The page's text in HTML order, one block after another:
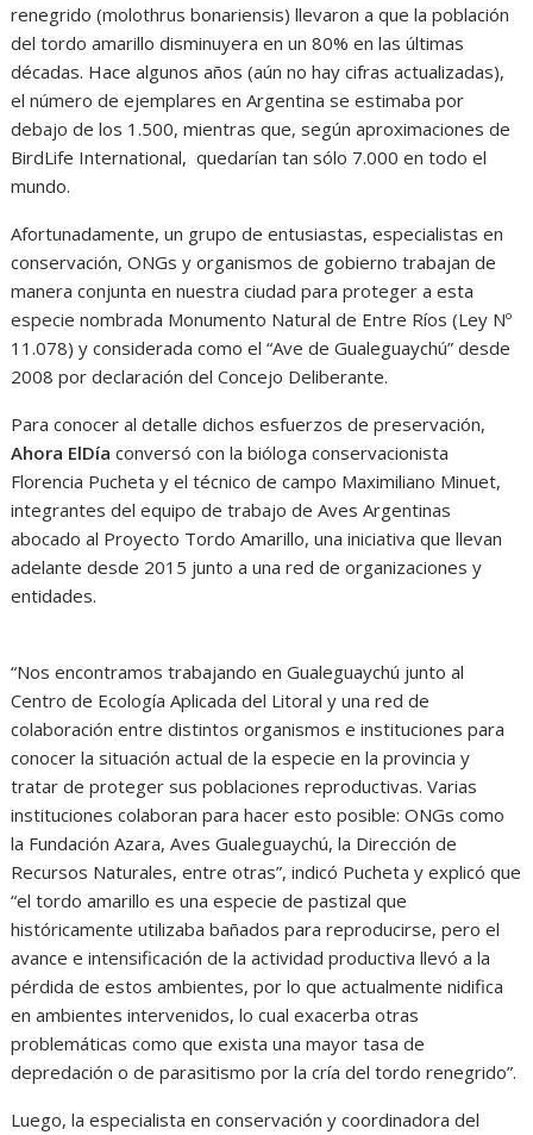
renegrido (molothrus bonariensis) llevaron a que la población
del tordo amarillo disminuyera en un 80% en las últimas
décadas. Hace algunos años (aún no hay cifras actualizadas),
el número de ejemplares en Argentina se estimaba por
debajo de los 1.500, mientras que, según aproximaciones de
BirdLife International, quedarían tan sólo 7.000 en todo el
mundo.
Afortunadamente, un grupo de entusiastas, especialistas en
conservación, ONGs y organismos de gobierno trabajan de
manera conjunta en nuestra ciudad para proteger a esta
especie nombrada Monumento Natural de Entre Ríos (Ley Nº
11.078) y considerada como el “Ave de Gualeguaychú” desde
2008 por declaración del Concejo Deliberante.
Para conocer al detalle dichos esfuerzos de preservación,
Ahora ElDía conversó con la bióloga conservacionista
Florencia Pucheta y el técnico de campo Maximiliano Minuet,
integrantes del equipo de trabajo de Aves Argentinas
abocado al Proyecto Tordo Amarillo, una iniciativa que llevan
adelante desde 2015 junto a una red de organizaciones y
entidades.
“Nos encontramos trabajando en Gualeguaychú junto al
Centro de Ecología Aplicada del Litoral y una red de
colaboración entre distintos organismos e instituciones para
conocer la situación actual de la especie en la provincia y
tratar de proteger sus poblaciones reproductivas. Varias
instituciones colaboran para hacer esto posible: ONGs como
la Fundación Azara, Aves Gualeguaychú, la Dirección de
Recursos Naturales, entre otras”, indicó Pucheta y explicó que
“el tordo amarillo es una especie de pastizal que
históricamente utilizaba bañados para reproducirse, pero el
avance e intensificación de la actividad productiva llevó a la
pérdida de estos ambientes, por lo que actualmente nidifica
en ambientes intervenidos, lo cual exacerba otras
problemáticas como que exista una mayor tasa de
depredación o de parasitismo por la cría del tordo renegrido”.
Luego, la especialista en conservación y coordinadora del